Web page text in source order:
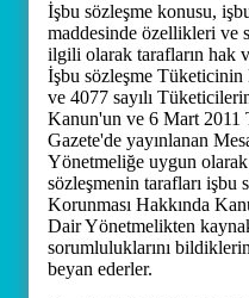
İşbu sözleşme konusu,
maddesinde özellikleri ve
ilgili olarak tarafların hak
İşbu sözleşme Tüketicinin
ve 4077 sayılı
Kanun'un ve 6 Mart 2011
Gazete'de yayınlanan
Yönetmeliğe uygun
sözleşmenin tarafları
Korunması Hakkında
Dair Yönetmelikten
sorumluluklarını
beyan ederler.